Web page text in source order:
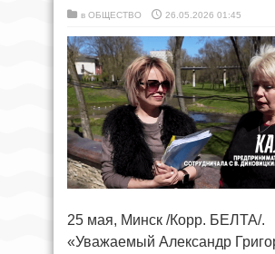
в ОБЩЕСТВО 26.05.2026 01:45
25 мая, Минск /Корр. БЕЛТА/.
«Уважаемый Александр